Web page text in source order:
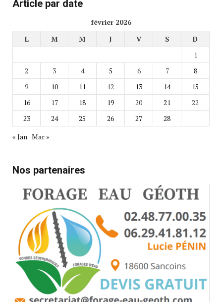
Article par date
février 2026
L
M M J V S
D
1
2
3 4 5 6 7
8
9
10 11 12 13 14
15
16
17 18 19 20 21
22
23
24 25 26 27
28
« Jan Mar »
Nos partenaires